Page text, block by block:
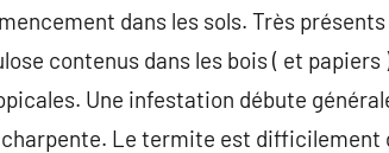
dans les sols. Très
contenus dans les bois ( et
Une infestation débute
Le termite est difficilement